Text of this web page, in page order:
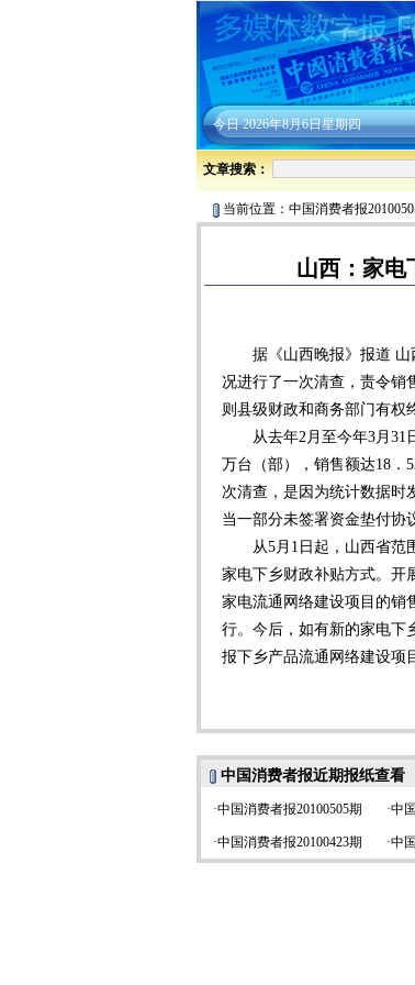
今日2026年8月6日星期四
文章搜索：
当前位置： 中国消费者报
山西：家电
据《山西晚报》报道 山
况进行了一次清查，责令销
则县级财政和商务部门有权
从去年2月至今年3月31日
万台（部），销售额达18．
次清查，是因为统计数据时
当一部分未签署资金垫付协
从5月1日起，山西省范围
家电下乡财政补贴方式。开
家电流通网络建设项目的销
行。今后，如有新的家电下
报下乡产品流通网络建设项
中国消费者报近期报纸查看
·中国消费者报20100505期 ·中
·中国消费者报20100423期 ·中